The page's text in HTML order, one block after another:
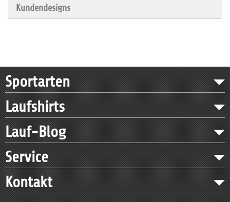
Kundendesigns
Sportarten
Laufshirts
Lauf-Blog
Service
Kontakt